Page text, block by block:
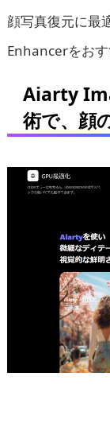
顔写真復元に最
Enhancerをおす
Aiarty
術で、顔